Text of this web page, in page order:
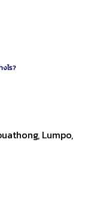
ไร?
Lumpo,